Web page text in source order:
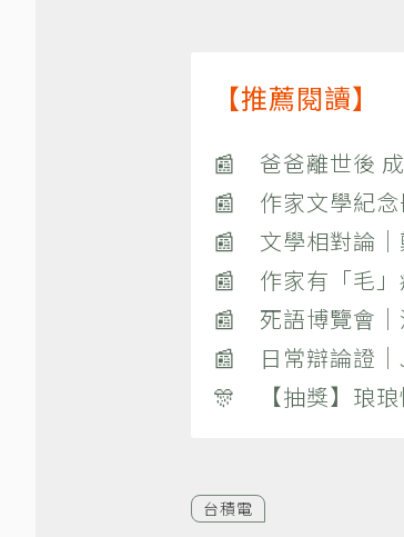
【推薦閱讀】
📰 爸爸離世後
📰 作家文學紀念
📰 文學相對論｜
📰 作家有「毛」
📰 死語博覽會｜
📰 日常辯論證｜
🎊 【抽獎】琅琅
台積電